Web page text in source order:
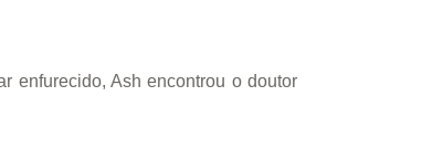
enfurecido, Ash encontrou o doutor